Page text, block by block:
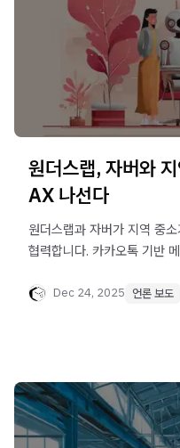
원더스랩, 자버와
AX 나선다
원더스랩과 자버가 지역 중
협력합니다. 카카오톡 기반
쓰는 AI' 전략을 지금 확인하
Dec 24, 2025 언론 보도